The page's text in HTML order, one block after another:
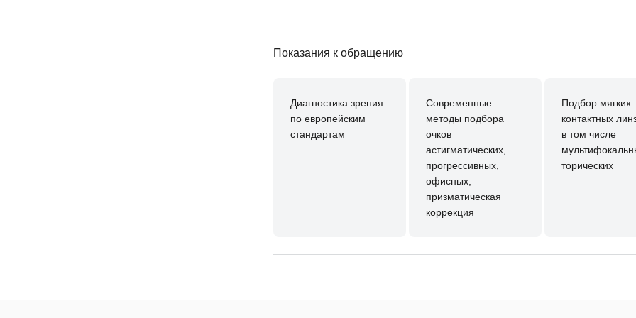
Показания к обращению
Диагностика зрения
по европейским
стандартам
Современные
методы подбора
очков
астигматических,
прогрессивных,
офисных,
призматическая
коррекция
Подбор мягких
контактных
в том числе
торических